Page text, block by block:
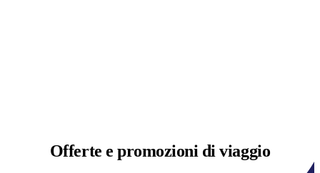
Offerte epromozioni di viaggio